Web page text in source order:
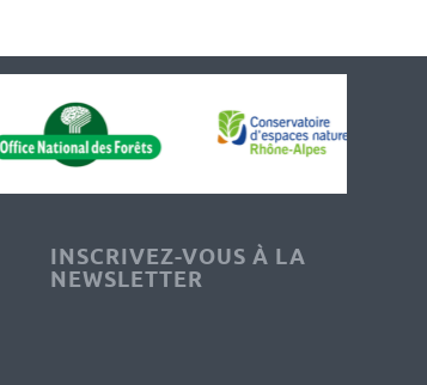
INSCRIVEZ-VOUS À LA
NEWSLETTER